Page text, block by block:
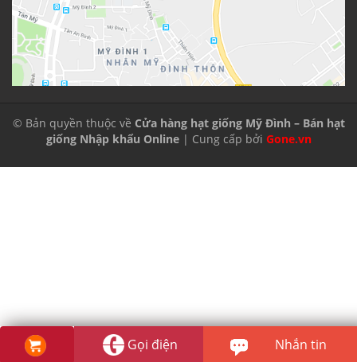
© Bản quyền thuộc về Cửa hàng hạt giống Mỹ Đình – Bán hạt
giống Nhập khẩu Online| Cung cấp bởi Gone.vn
Gọi điện Nhắn tin